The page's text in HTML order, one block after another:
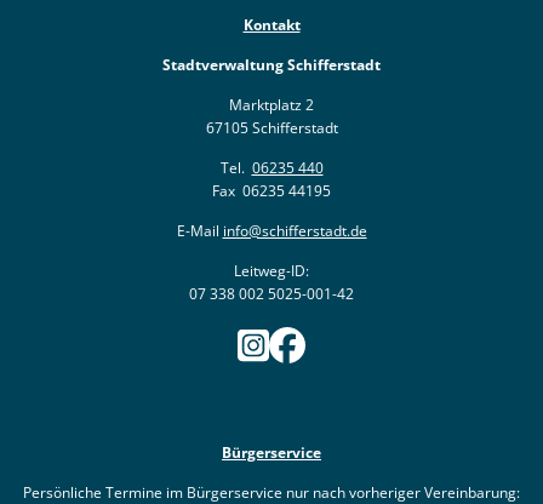
Kontakt
Stadtverwaltung Schifferstadt
Marktplatz 2
67105 Schifferstadt
Tel. 06235 440
Fax 06235 44195
E-Mail info@schifferstadt.de
Leitweg-ID:
07 338 002 5025-001-42
Bürgerservice
Persönliche Termine im Bürgerservice nur nach vorheriger Vereinbarung: